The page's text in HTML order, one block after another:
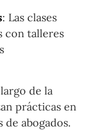
: Las clases
con talleres
de la
prácticas en
abogados.